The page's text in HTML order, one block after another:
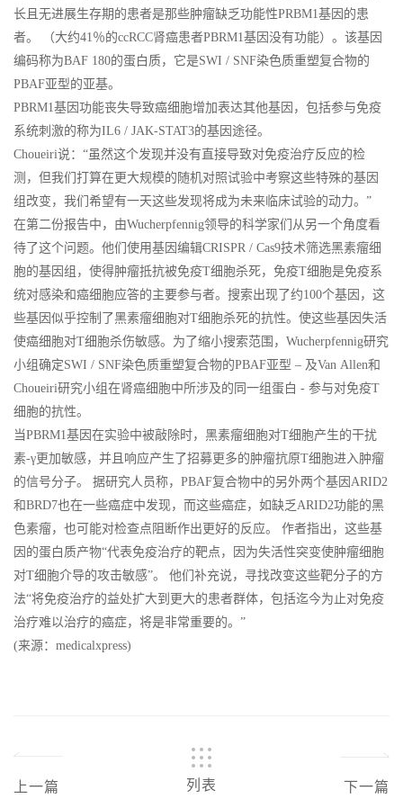
长且无进展生存期的患者是那些肿瘤缺乏功能性PRBM1基因的患
者。 （大约41％的ccRCC肾癌患者PBRM1基因没有功能）。该基因
编码称为BAF 180的蛋白质，它是SWI / SNF染色质重塑复合物的
PBAF亚型的亚基。
PBRM1基因功能丧失导致癌细胞增加表达其他基因，包括参与免疫
系统刺激的称为IL6 / JAK-STAT3的基因途径。
Choueiri说：“虽然这个发现并没有直接导致对免疫治疗反应的检
测，但我们打算在更大规模的随机对照试验中考察这些特殊的基因
组改变，我们希望有一天这些发现将成为未来临床试验的动力。”
在第二份报告中，由Wucherpfennig领导的科学家们从另一个角度看
待了这个问题。他们使用基因编辑CRISPR / Cas9技术筛选黑素瘤细
胞的基因组，使得肿瘤抵抗被免疫T细胞杀死，免疫T细胞是免疫系
统对感染和癌细胞应答的主要参与者。搜索出现了约100个基因，这
些基因似乎控制了黑素瘤细胞对T细胞杀死的抗性。使这些基因失活
使癌细胞对T细胞杀伤敏感。为了缩小搜索范围，Wucherpfennig研究
小组确定SWI / SNF染色质重塑复合物的PBAF亚型 – 及Van Allen和
Choueiri研究小组在肾癌细胞中所涉及的同一组蛋白 - 参与对免疫T
细胞的抗性。
当PBRM1基因在实验中被敲除时，黑素瘤细胞对T细胞产生的干扰
素-γ更加敏感，并且响应产生了招募更多的肿瘤抗原T细胞进入肿瘤
的信号分子。 据研究人员称，PBAF复合物中的另外两个基因ARID2
和BRD7也在一些癌症中发现，而这些癌症，如缺乏ARID2功能的黑
色素瘤，也可能对检查点阻断作出更好的反应。 作者指出，这些基
因的蛋白质产物“代表免疫治疗的靶点，因为失活性突变使肿瘤细胞
对T细胞介导的攻击敏感”。 他们补充说，寻找改变这些靶分子的方
法“将免疫治疗的益处扩大到更大的患者群体，包括迄今为止对免疫
治疗难以治疗的癌症，将是非常重要的。”
(来源：medicalxpress)
上一篇 列表 下一篇